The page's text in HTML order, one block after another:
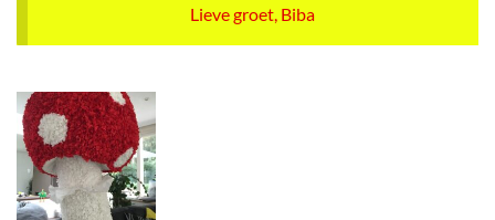
Lieve groet, Biba